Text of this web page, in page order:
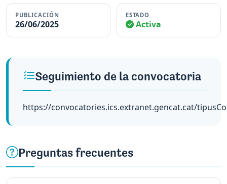
PUBLICACIÓN
26/06/2025
ESTADO
Activa
Seguimiento de la convocatoria
https://convocatories.ics.extranet.gencat.cat/
Preguntas frecuentes